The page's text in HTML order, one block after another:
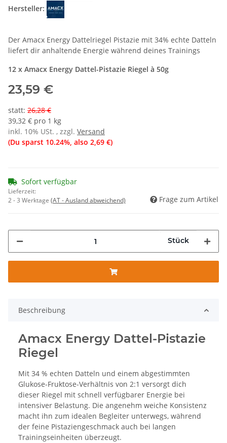
Hersteller:
Der Amacx Energy Dattelriegel Pistazie mit 34% echte Datteln
liefert dir anhaltende Energie während deines Trainings
12 x Amacx Energy Dattel-Pistazie Riegel à 50g
23,59 €
statt: 26,28 €
39,32 € pro 1 kg
inkl. 10% USt. , zzgl. Versand
(Du sparst 10.24%, also 2,69 €)
Sofort verfügbar
Lieferzeit:
2 - 3 Werktage (AT - Ausland abweichend) Frage zum Artikel
Stück
Beschreibung
Amacx Energy Dattel-Pistazie
Riegel
Mit 34 % echten Datteln und einem abgestimmten
Glukose-Fruktose-Verhältnis von 2:1 versorgt dich
dieser Riegel mit schnell verfügbarer Energie bei
intensiver Belastung. Die angenehm weiche Konsistenz
macht ihn zum idealen Begleiter unterwegs, während
der feine Pistaziengeschmack auch bei langen
Trainingseinheiten überzeugt.